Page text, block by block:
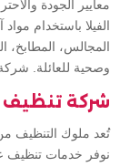
معايير الجودة
الفيلا باستخدام
المجالس، المطابخ،
وصحية للعائلة.
شركة تنظيف
تُعد ملوك التنظيف
نوفر خدمات تنظيف